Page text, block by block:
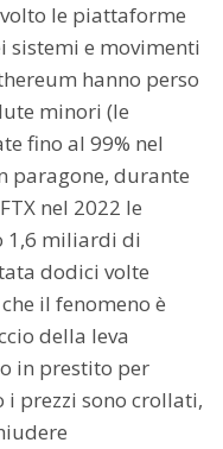
le piattaforme
sistemi e movimenti
hanno perso
minori (le
fino al 99% nel
paragone, durante
nel 2022 le
1,6 miliardi di
dodici volte
il fenomeno è
della leva
in prestito per
prezzi sono crollati,